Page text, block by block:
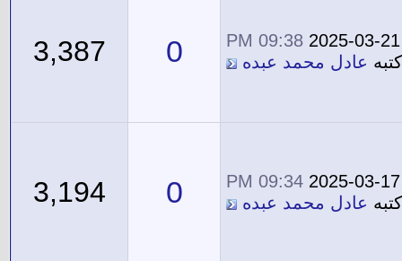
2025-03-21
09:38 PM
كتبه عادل محمد عبده 0
3,387
2025-03-17
09:34 PM
كتبه عادل محمد عبده 0
3,194